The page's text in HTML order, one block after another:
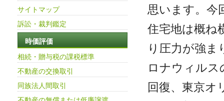
思います。今
住宅地は概ね
り圧力が強
ロナウィル
回復、東京オ
サイトマップ
訴訟・裁判鑑定
時価評価
相続・贈与税の課税標準
不動産の交換取引
同族法人間取引